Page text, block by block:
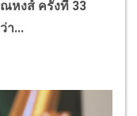
หงส์ ครั้งที่ 33
า...